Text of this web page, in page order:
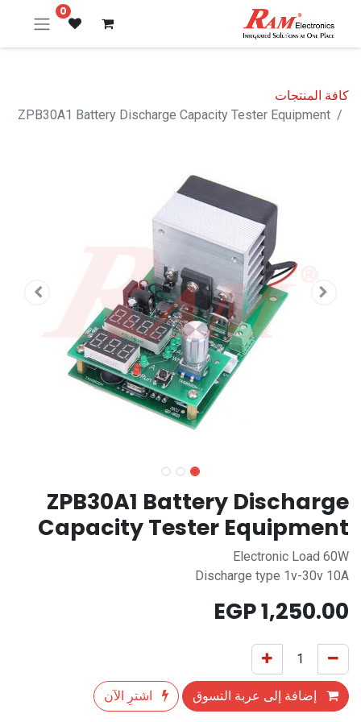
0
كافة المنتجات
ZPB30A1 Battery Discharge Capacity Tester Equipment
ZPB30A1 Battery Discharge
Capacity Tester Equipment
Electronic Load 60W
Discharge type 1v-30v 10A
1,250.00
إضافة إلى عربة التسوق اشترِ الآن